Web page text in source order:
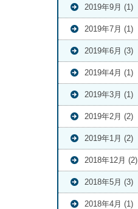
2019年9月 (1)
2019年7月 (1)
2019年6月 (3)
2019年4月 (1)
2019年3月 (1)
2019年2月 (2)
2019年1月 (2)
2018年12月 (2)
2018年5月 (3)
2018年4月 (1)